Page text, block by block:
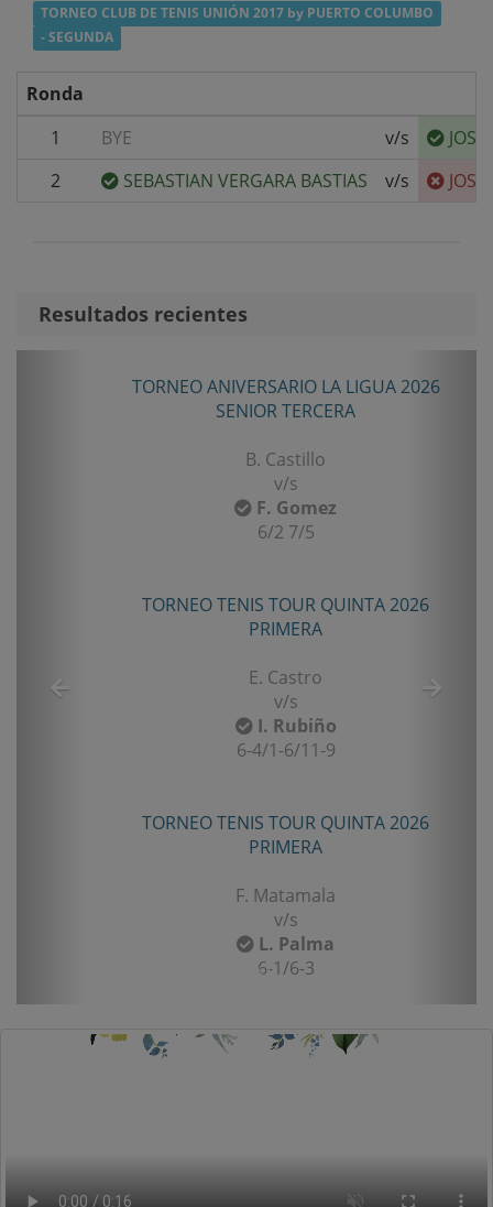
TORNEO CLUB DE TENIS UNIÓN 2017 by PUERTO COLUMBO
- SEGUNDA
Ronda
1
BYE v/s
2
SEBASTIAN VERGARA BASTIAS v/s
Resultados recientes
TORNEO ANIVERSARIO LA LIGUA 2026
SENIOR TERCERA
F. Gomez
TORNEO TENIS TOUR QUINTA 2026
I. Rubiño
TORNEO TENIS TOUR QUINTA 2026